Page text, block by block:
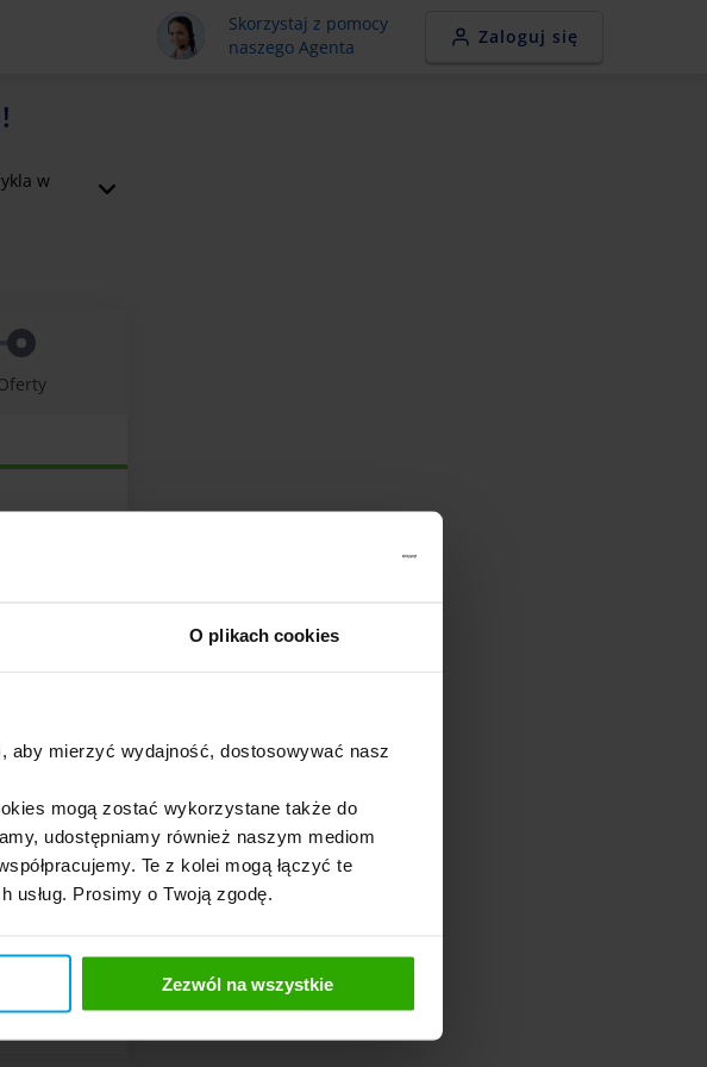
O plikach cookies
aby mierzyć wydajność, dostosowywać nasz
mogą zostać wykorzystane także do
udostępniamy również naszym mediom
Te z kolei mogą łączyć te
usług. Prosimy o Twoją zgodę.
Zezwól na wszystkie
Skorzystaj z pomocy
naszego Agenta
Zaloguj się
w
z